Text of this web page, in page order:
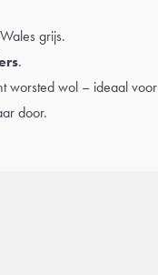
grijs.
.
worsted wol – ideaal
door.